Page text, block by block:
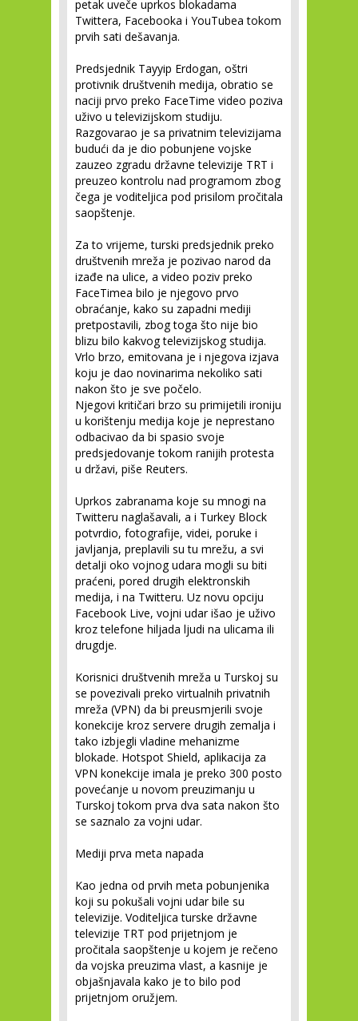
petak uveče uprkos blokadama
Twittera, Facebooka i YouTubea tokom
prvih sati dešavanja.
Predsjednik Tayyip Erdogan, oštri
protivnik društvenih medija, obratio se
naciji prvo preko FaceTime video poziva
uživo u televizijskom studiju.
Razgovarao je sa privatnim televizijama
budući da je dio pobunjene vojske
zauzeo zgradu državne televizije TRT i
preuzeo kontrolu nad programom zbog
čega je voditeljica pod prisilom pročitala
saopštenje.
Za to vrijeme, turski predsjednik preko
društvenih mreža je pozivao narod da
izađe na ulice, a video poziv preko
FaceTimea bilo je njegovo prvo
obraćanje, kako su zapadni mediji
pretpostavili, zbog toga što nije bio
blizu bilo kakvog televizijskog studija.
Vrlo brzo, emitovana je i njegova izjava
koju je dao novinarima nekoliko sati
nakon što je sve počelo.
Njegovi kritičari brzo su primijetili ironiju
u korištenju medija koje je neprestano
odbacivao da bi spasio svoje
predsjedovanje tokom ranijih protesta
u državi, piše Reuters.
Uprkos zabranama koje su mnogi na
Twitteru naglašavali, a i Turkey Block
potvrdio, fotografije, videi, poruke i
javljanja, preplavili su tu mrežu, a svi
detalji oko vojnog udara mogli su biti
praćeni, pored drugih elektronskih
medija, i na Twitteru. Uz novu opciju
Facebook Live, vojni udar išao je uživo
kroz telefone hiljada ljudi na ulicama ili
drugdje.
Korisnici društvenih mreža u Turskoj su
se povezivali preko virtualnih privatnih
mreža (VPN) da bi preusmjerili svoje
konekcije kroz servere drugih zemalja i
tako izbjegli vladine mehanizme
blokade. Hotspot Shield, aplikacija za
VPN konekcije imala je preko 300 posto
povećanje u novom preuzimanju u
Turskoj tokom prva dva sata nakon što
se saznalo za vojni udar.
Mediji prva meta napada
Kao jedna od prvih meta pobunjenika
koji su pokušali vojni udar bile su
televizije. Voditeljica turske državne
televizije TRT pod prijetnjom je
pročitala saopštenje u kojem je rečeno
da vojska preuzima vlast, a kasnije je
objašnjavala kako je to bilo pod
prijetnjom oružjem.